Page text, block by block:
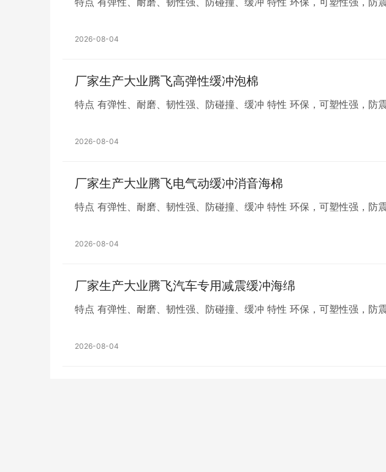
2026-08-04
厂家生产大业腾飞高弹性缓冲泡棉
特点 有弹性、耐磨、韧性强、防碰撞、缓冲 特性
2026-08-04
厂家生产大业腾飞电气动缓冲消音海棉
特点 有弹性、耐磨、韧性强、防碰撞、缓冲 特性
2026-08-04
厂家生产大业腾飞汽车专用减震缓冲海绵
特点 有弹性、耐磨、韧性强、防碰撞、缓冲 特性
2026-08-04